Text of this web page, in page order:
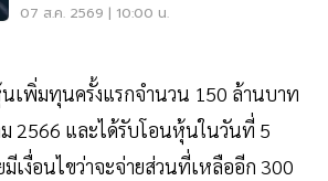
07 ส.ค. 2569 | 10:00 น.
เพิ่มทุนครั้งแรกจำนวน 150 ล้านบาท
2566 และได้รับโอนหุ้นในวันที่ 5
เงื่อนไขว่าจะจ่ายส่วนที่เหลืออีก 300